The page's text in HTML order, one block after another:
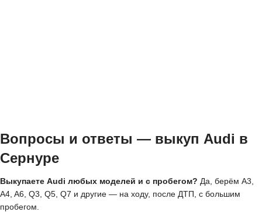
Вопросы и ответы — выкуп Audi в
Сернуре
Выкупаете Audi любых моделей и с пробегом? Да, берём A3,
A4, A6, Q3, Q5, Q7 и другие — на ходу, после ДТП, с большим
пробегом.